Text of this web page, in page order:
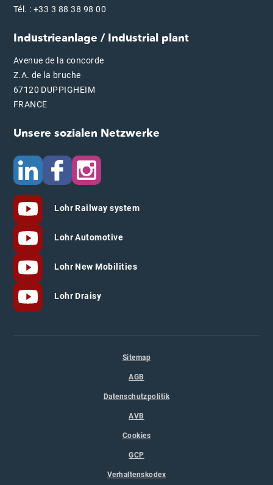
Tél. : +33 3 88 38 98 00
Industrieanlage / Industrial plant
Avenue de la concorde
Z.A. de la bruche
67120 DUPPIGHEIM
FRANCE
Unsere sozialen Netzwerke
Lohr Railway system
Lohr Automotive
Lohr New Mobilities
Lohr Draisy
Sitemap
AGB
Datenschutzpolitik
AVB
Cookies
GCP
Verhaltenskodex